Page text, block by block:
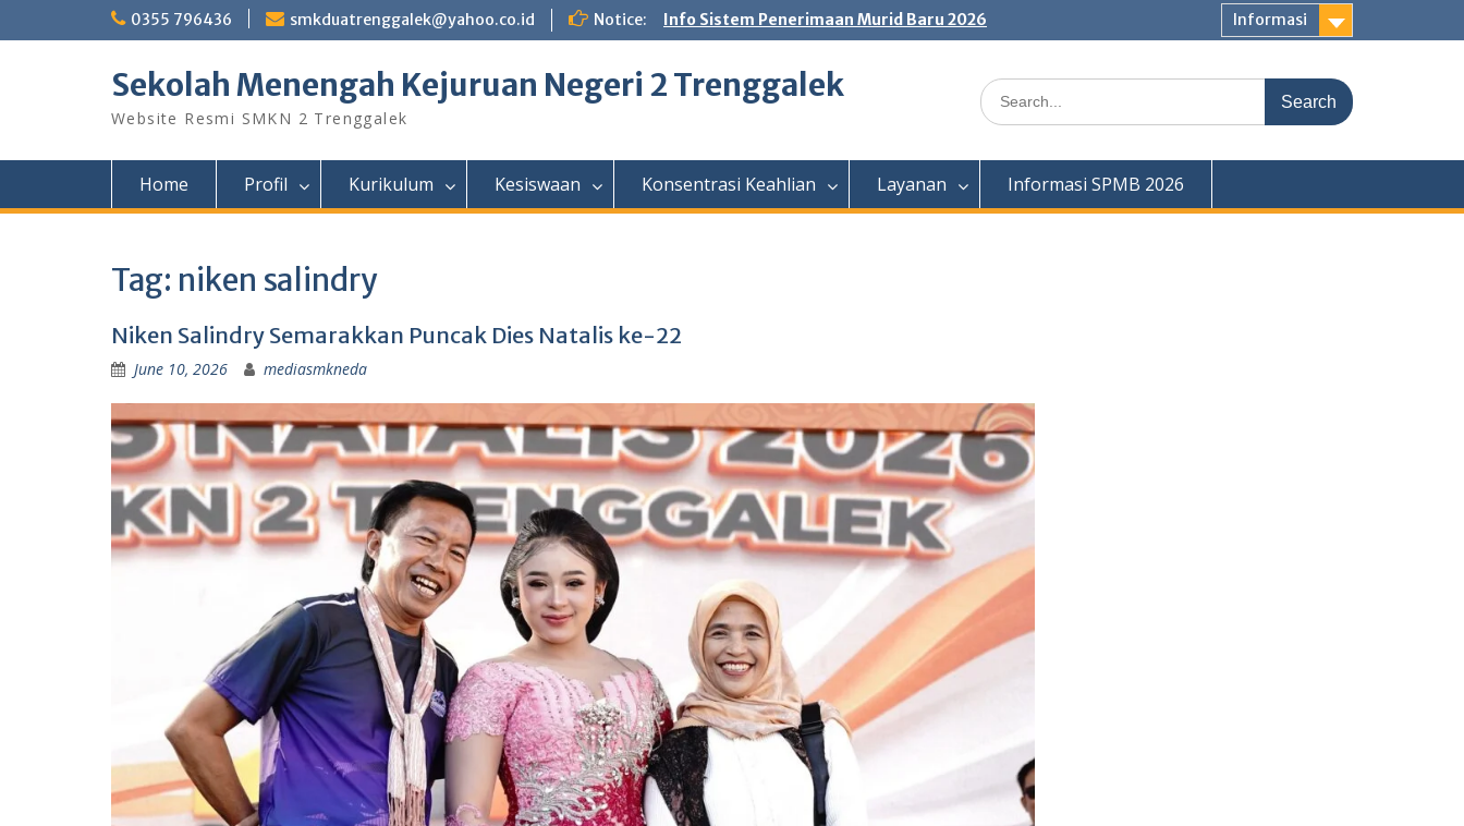
0355 796436 smkduatrenggalek@yahoo.co.id Notice: Info Sistem Penerimaan Murid Baru 2026 Informasi
Sekolah Menengah Kejuruan Negeri 2 Trenggalek
Website Resmi SMKN 2 Trenggalek
Search
for:
Home Profil Kurikulum Kesiswaan Konsentrasi Keahlian Layanan Informasi SPMB 2026
Tag: niken salindry
Niken Salindry Semarakkan Puncak Dies Natalis ke-22
June 10, 2026 mediasmkneda